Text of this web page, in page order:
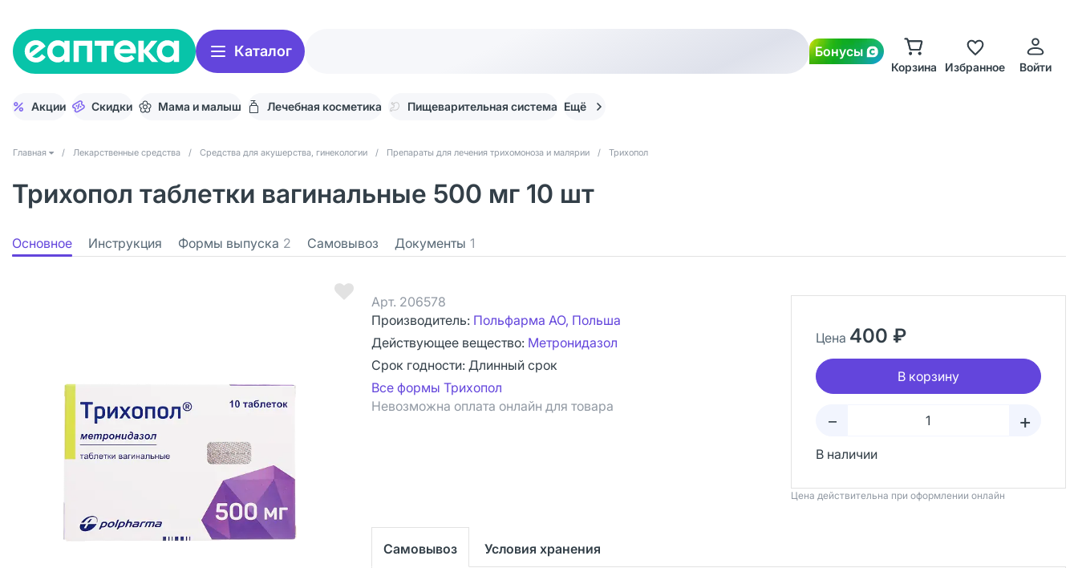
Каталог Бонусы
Корзина Избранное Войти
Акции Скидки Мама и малыш Лечебная косметика Пищеварительная система Ещё
Главная / Лекарственные средства / Средства для акушерства, гинекологии / Препараты для лечения трихомоноза и малярии / Трихопол
Трихопол таблетки вагинальные 500 мг 10 шт
Основное Инструкция Формы выпуска 2 Самовывоз Документы 1
Арт. 206578
Производитель: Польфарма АО, Польша
Действующее вещество: Метронидазол
Срок годности: Длинный срок
Все формы Трихопол
Невозможна оплата онлайн для товара
Цена 400 ₽
В корзину
– +
В наличии
Цена действительна при оформлении онлайн
Самовывоз Условия хранения